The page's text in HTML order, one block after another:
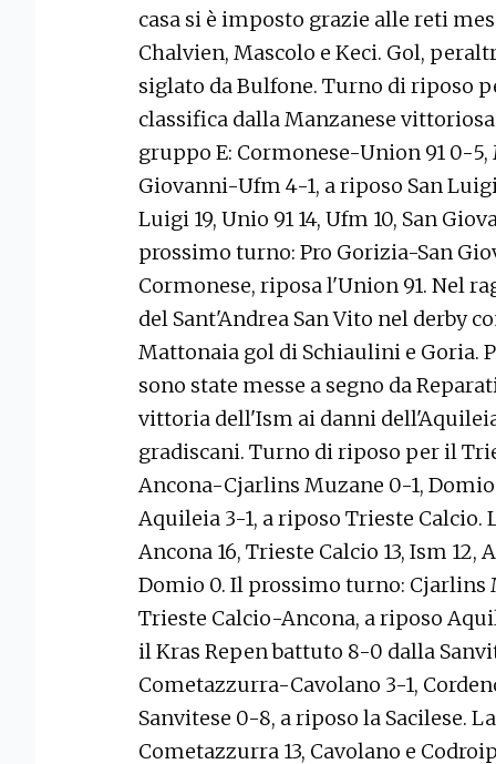
casa si è imposto grazie alle reti
Chalvien, Mascolo e Keci. Gol,
siglato da Bulfone. Turno di riposo
classifica dalla Manzanese
gruppo E: Cormonese-Union 91 0-
Giovanni-Ufm 4-1, a riposo San
Luigi 19, Unio 91 14, Ufm 10, San
prossimo turno: Pro Gorizia-San
Cormonese, riposa l'Union 91. Nel
del Sant'Andrea San Vito nel derby
Mattonaia gol di Schiaulini e Goria.
sono state messe a segno da
vittoria dell'Ism ai danni
gradiscani. Turno di riposo per il
Ancona-Cjarlins Muzane 0-1,
Aquileia 3-1, a riposo Trieste Calcio.
Ancona 16, Trieste Calcio 13, Ism 12,
Domio 0. Il prossimo turno: Cjarlins
Trieste Calcio-Ancona, a riposo
il Kras Repen battuto 8-0 dalla
Cometazzurra-Cavolano 3-1,
Sanvitese 0-8, a riposo la Sacilese.
Cometazzurra 13, Cavolano e